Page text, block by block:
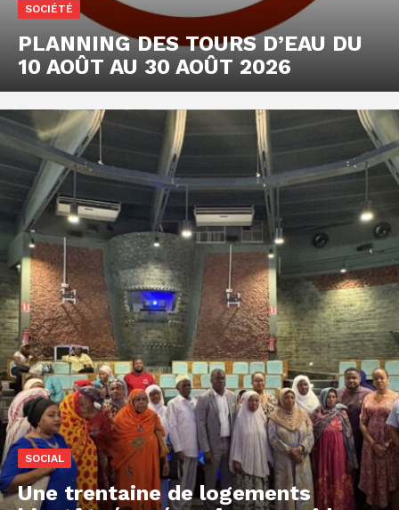
SOCIÉTÉ
PLANNING DES TOURS D’EAU DU
10 AOÛT AU 30 AOÛT 2026
SOCIAL
Une trentaine de logements